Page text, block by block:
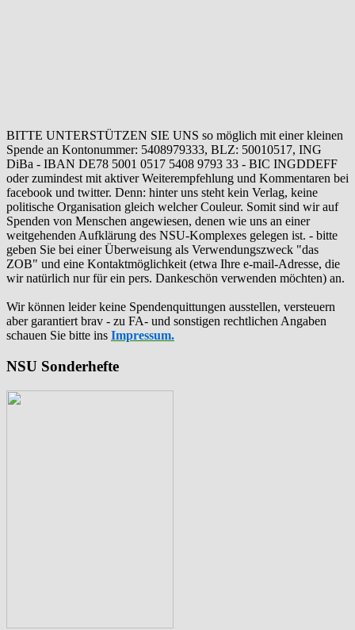
BITTE UNTERSTÜTZEN SIE UNS so möglich mit einer kleinen
Spende an Kontonummer: 5408979333, BLZ: 50010517, ING
DiBa - IBAN DE78 5001 0517 5408 9793 33 - BIC INGDDEFF
oder zumindest mit aktiver Weiterempfehlung und Kommentaren bei
facebook und twitter. Denn: hinter uns steht kein Verlag, keine
politische Organisation gleich welcher Couleur. Somit sind wir auf
Spenden von Menschen angewiesen, denen wie uns an einer
weitgehenden Aufklärung des NSU-Komplexes gelegen ist. - bitte
geben Sie bei einer Überweisung als Verwendungszweck "das
ZOB" und eine Kontaktmöglichkeit (etwa Ihre e-mail-Adresse, die
wir natürlich nur für ein pers. Dankeschön verwenden möchten) an.
Wir können leider keine Spendenquittungen ausstellen, versteuern
aber garantiert brav - zu FA- und sonstigen rechtlichen Angaben
schauen Sie bitte ins Impressum.
NSU Sonderhefte